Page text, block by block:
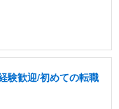
験歓迎/初めての転職